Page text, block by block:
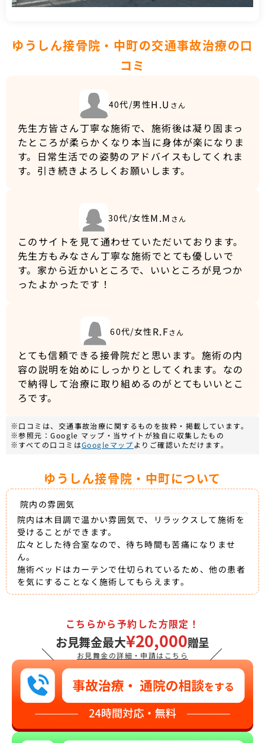
ゆうしん接骨院・中町の交通事故治療の口
コミ
40代/男性H.U さん
先生方皆さん丁寧な施術で、施術後は凝り固まっ
たところが柔らかくなり本当に身体が楽になりま
す。日常生活での姿勢のアドバイスもしてくれま
す。引き続きよろしくお願いします。
30代/女性M.M さん
このサイトを見て通わせていただいております。
先生方もみなさん丁寧な施術でとても優しいで
す。家から近かいところで、いいところが見つか
ったよかったです！
60代/女性 R.Fさん
とても信頼できる接骨院だと思います。施術の内
容の説明を始めにしっかりとしてくれます。なの
で納得して治療に取り組めるのがとてもいいとこ
ろです。
※口コミは、交通事故治療に関するものを抜粋・掲載しています。
※参照元：Google マップ・当サイトが独自に収集したもの
※すべての口コミはGoogleマップよりご確認いただけます。
ゆうしん接骨院・中町について
院内の雰囲気
院内は木目調で温かい雰囲気で、リラックスして施術を
受けることができます。
広々とした待合室なので、待ち時間も苦痛になりませ
ん。
施術ベッドはカーテンで仕切られているため、他の患者
を気にすることなく施術してもらえます。
＼
こちらから予約した方限定！
お見舞金最大¥20,000贈呈
お見舞金の詳細・申請はこちら ／